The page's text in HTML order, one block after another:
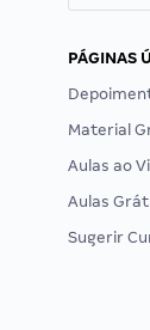
PÁGINAS
Material
Aulas ao
Aulas
Sugerir